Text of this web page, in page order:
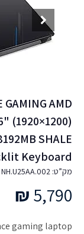
AMD
(1920×1200)
SHALE
Keyboard
מק”ט: NH.U25AA.002
5,790
₪
gaming laptop